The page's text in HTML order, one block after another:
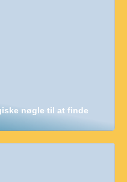
nøgle til at finde